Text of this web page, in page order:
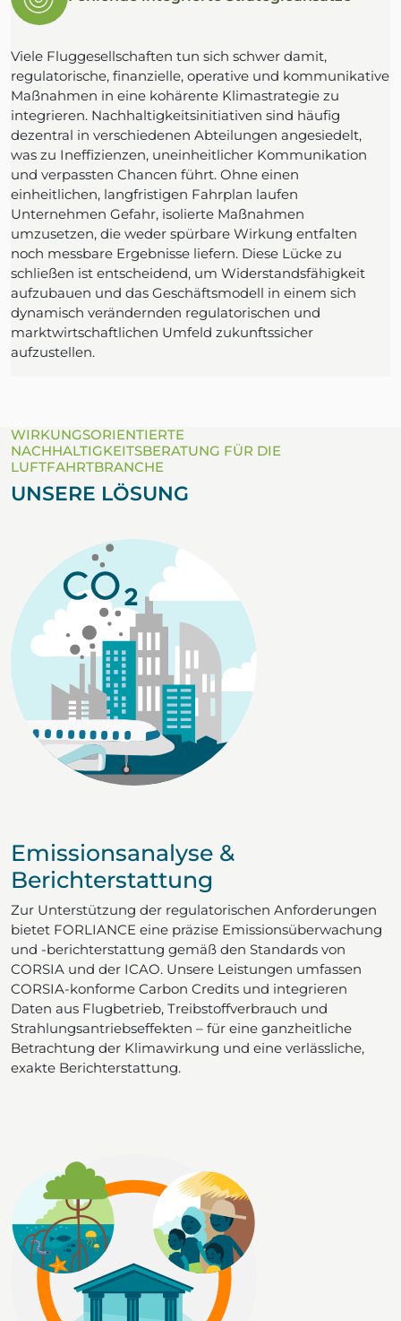
Viele Fluggesellschaften tun sich schwer damit,
regulatorische, finanzielle, operative und kommunikative
Maßnahmen in eine kohärente Klimastrategie zu
integrieren. Nachhaltigkeitsinitiativen sind häufig
dezentral in verschiedenen Abteilungen angesiedelt,
was zu Ineffizienzen, uneinheitlicher Kommunikation
und verpassten Chancen führt. Ohne einen
einheitlichen, langfristigen Fahrplan laufen
Unternehmen Gefahr, isolierte Maßnahmen
umzusetzen, die weder spürbare Wirkung entfalten
noch messbare Ergebnisse liefern. Diese Lücke zu
schließen ist entscheidend, um Widerstandsfähigkeit
aufzubauen und das Geschäftsmodell in einem sich
dynamisch verändernden regulatorischen und
marktwirtschaftlichen Umfeld zukunftssicher
aufzustellen.
WIRKUNGSORIENTIERTE
NACHHALTIGKEITSBERATUNG FÜR DIE
LUFTFAHRTBRANCHE
UNSERE LÖSUNG
Emissionsanalyse &
Berichterstattung
Zur Unterstützung der regulatorischen Anforderungen
bietet FORLIANCE eine präzise Emissionsüberwachung
und -berichterstattung gemäß den Standards von
CORSIA und der ICAO. Unsere Leistungen umfassen
CORSIA-konforme Carbon Credits und integrieren
Daten aus Flugbetrieb, Treibstoffverbrauch und
Strahlungsantriebseffekten – für eine ganzheitliche
Betrachtung der Klimawirkung und eine verlässliche,
exakte Berichterstattung.